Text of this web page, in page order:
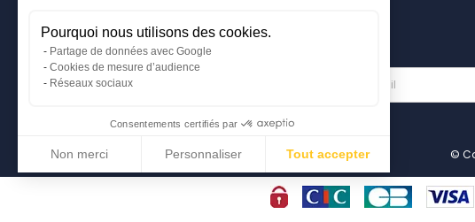
Pourquoi nous utilisons des cookies.
Partage de données avec Google
Cookies de mesure d’audience
Réseaux sociaux
Consentements certifiés par
Non merci Personnaliser Tout accepter
Axeptio consent
Plateforme de Gestion du Consentement : Personnalisez vos Options
Notre plateforme vous permet d'adapter et de gérer vos paramètres de confidentialité,
Gérer mes cookies
LETTRE D'INFORMATIONS
©